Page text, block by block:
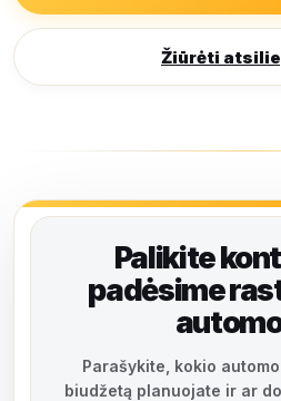
Žiūrėti
Palikite
padėsime
Parašykite, kokio
biudžetą planuojate ir ar